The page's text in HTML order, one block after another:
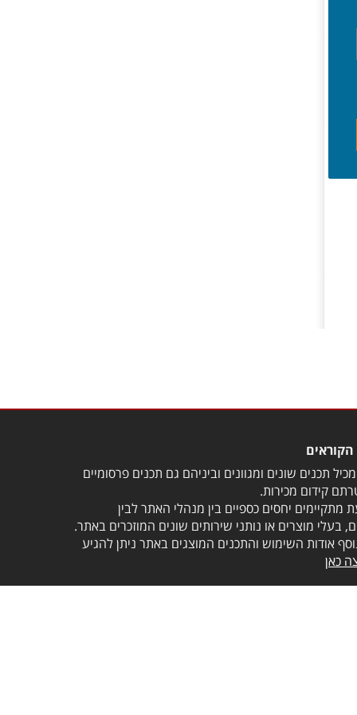
הקוראים
תכנים שונים ומגוונים וביניהם גם תכנים פרסומיים
קידום מכירות.
מתקיימים יחסים כספיים בין מנהלי האתר לבין
בעלי מוצרים או נותני שירותים שונים המוזכרים באתר.
אודות השימוש והתכנים המוצגים באתר ניתן להגיע
כאן